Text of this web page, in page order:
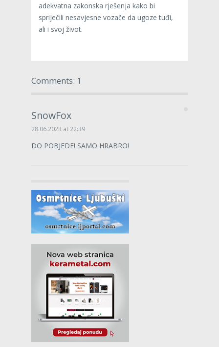
adekvatna zakonska rješenja kako bi
spriječili nesavjesne vozače da ugoze tuđi,
ali i svoj život.
Comments: 1
SnowFox
28.06.2023 at 22:39
DO POBJEDE! SAMO HRABRO!